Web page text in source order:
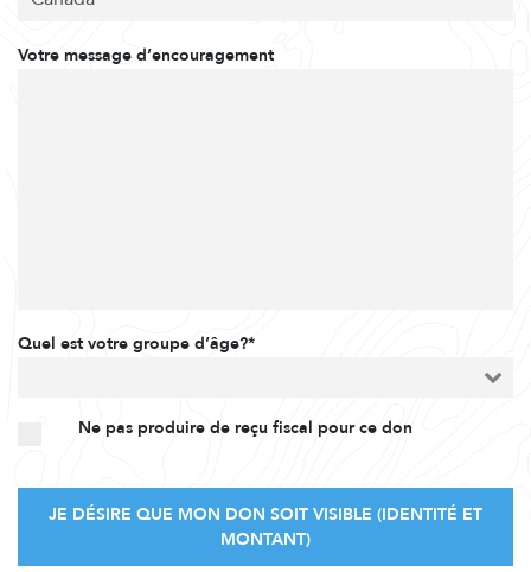
Votre message d’encouragement
Quel est votre groupe d’âge?*
Ne pas produire de reçu fiscal pour ce don
JE DÉSIRE QUE MON DON SOIT VISIBLE (IDENTITÉ ET
MONTANT)